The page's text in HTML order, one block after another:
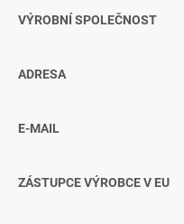
VÝROBNÍ SPOLEČNOST
ADRESA
E-MAIL
ZÁSTUPCE VÝROBCE V EU